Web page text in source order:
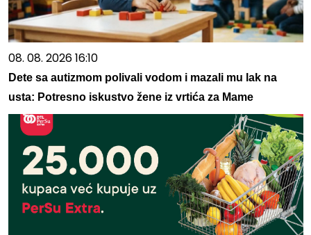
08. 08. 2026 16:10
Dete sa autizmom polivali vodom i mazali mu lak na
usta: Potresno iskustvo žene iz vrtića za Mame